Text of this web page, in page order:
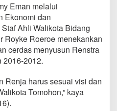
C
e
r
d
a
s
s
u
n
Eman melalui
Ekonomi dan
Ahli Walikota Bidang
Royke Roeroe menekankan
cerdas menyusun Renstra
2016-2012.
Renja harus sesuai visi dan
Tomohon,” kaya